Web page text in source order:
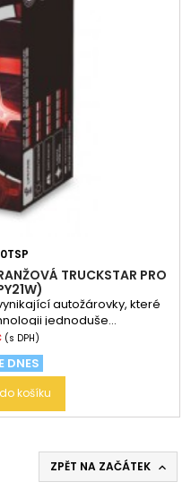
TRUCKSTAR PRO
vynikající autožárovky, které
jednoduše...
(s DPH)
DNES
košíku
ZPĚT NA ZAČÁTEK 